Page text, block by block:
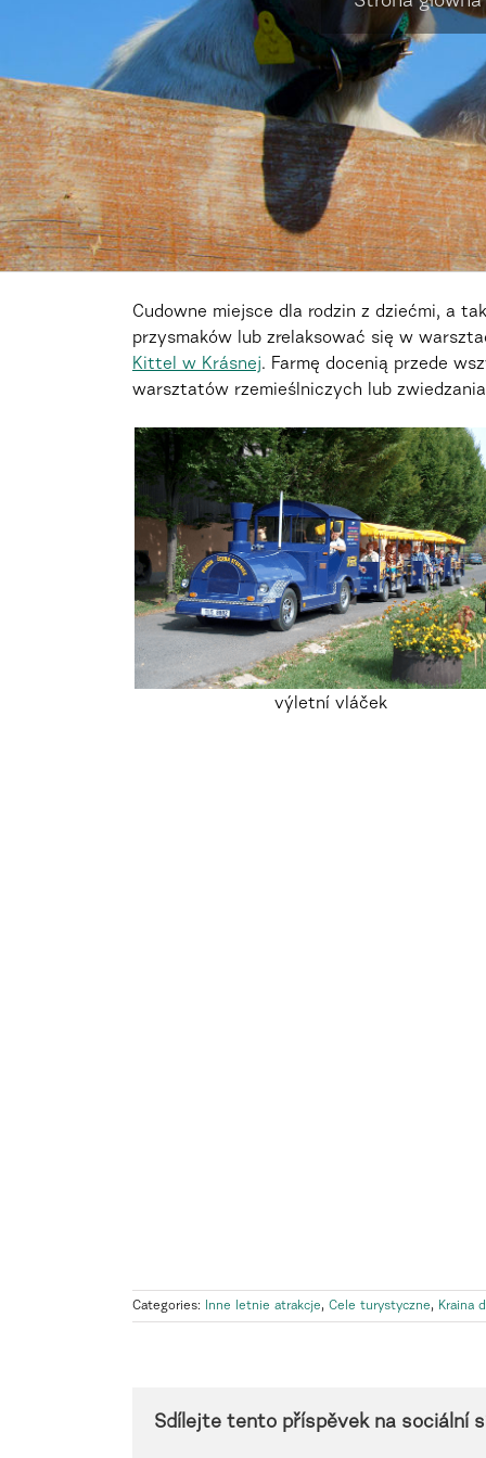
Cudowne miejsce dla rodzin z dziećmi, a
przysmaków lub zrelaksować się w
Kittel w Krásnej. Farmę docenią przede
warsztatów rzemieślniczych lub
výletní vláček
Categories: Inne letnie atrakcje, Cele turystyczne, Kraina
Sdílejte tento příspěvek na sociální